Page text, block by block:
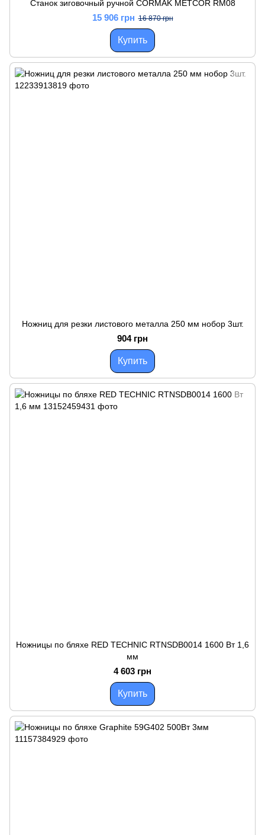
Станок зиговочный ручной CORMAK METCOR RM08
15 906 грн 16 870 грн
Купить
Ножниц для резки листового металла 250 мм нобор 3шт.
904 грн
Купить
Ножницы по бляхе RED TECHNIC RTNSDB0014 1600 Вт 1,6
мм
4 603 грн
Купить